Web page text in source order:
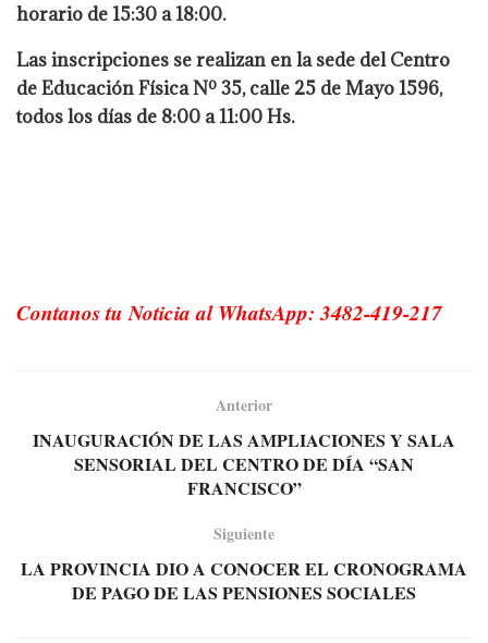
horario de 15:30 a 18:00.
Las inscripciones se realizan en la sede del Centro
de Educación Física Nº 35, calle 25 de Mayo 1596,
todos los días de 8:00 a 11:00 Hs.
Contanos tu Noticia al WhatsApp: 3482-419-217
Anterior
INAUGURACIÓN DE LAS AMPLIACIONES Y SALA
SENSORIAL DEL CENTRO DE DÍA “SAN
FRANCISCO”
Siguiente
LA PROVINCIA DIO A CONOCER EL CRONOGRAMA
DE PAGO DE LAS PENSIONES SOCIALES